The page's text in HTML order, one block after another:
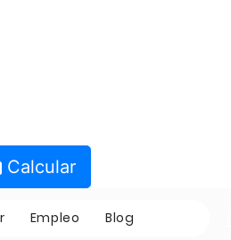
Calcular
Empleo Blog